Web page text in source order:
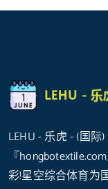
LEHU - 乐虎 - (国
『
彩!星空综合体育为